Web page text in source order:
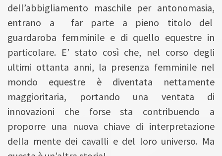
dell’abbigliamento maschile per antonomasia,
entrano a far parte a pieno titolo del
guardaroba femminile e di quello equestre in
particolare. E’ stato così che, nel corso degli
ultimi ottanta anni, la presenza femminile nel
mondo equestre è diventata nettamente
maggioritaria, portando una ventata di
innovazioni che forse sta contribuendo a
proporre una nuova chiave di interpretazione
della mente dei cavalli e del loro universo. Ma